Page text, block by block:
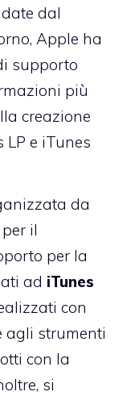
dal
Apple ha
supporto
più
creazione
e iTunes
da
il
per la
ad iTunes
con
agli strumenti
con la
si